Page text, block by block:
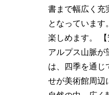
書まで幅広く充
となっています
楽しめます。
アルプス山脈が
は、四季を通じ
せが美術館周辺